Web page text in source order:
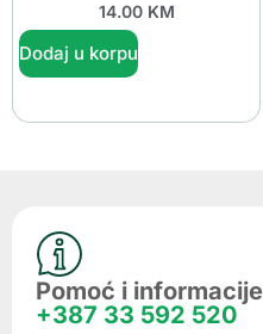
14.00 KM
Dodaj u korpu
Pomoć i informacije
+387 33 592 520